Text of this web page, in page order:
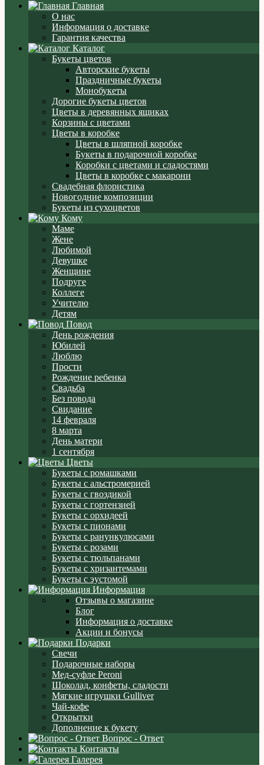
Главная
О нас
Информация о доставке
Гарантия качества
Каталог
Букеты цветов
Авторские букеты
Праздничные букеты
Монобукеты
Дорогие букеты цветов
Цветы в деревянных ящиках
Корзины с цветами
Цветы в коробке
Цветы в шляпной коробке
Букеты в подарочной коробке
Коробки с цветами и сладостями
Цветы в коробке с макарони
Свадебная флористика
Новогодние композиции
Букеты из сухоцветов
Кому
Маме
Жене
Любимой
Девушке
Женщине
Подруге
Коллеге
Учителю
Детям
Повод
День рождения
Юбилей
Люблю
Прости
Рождение ребенка
Свадьба
Без повода
Свидание
14 февраля
8 марта
День матери
1 сентября
Цветы
Букеты с ромашками
Букеты с альстромерией
Букеты с гвоздикой
Букеты с гортензией
Букеты с орхидеей
Букеты с пионами
Букеты с ранункулюсами
Букеты с розами
Букеты с тюльпанами
Букеты с хризантемами
Букеты с эустомой
Информация
Отзывы о магазине
Блог
Информация о доставке
Акции и бонусы
Подарки
Свечи
Подарочные наборы
Мед-суфле Peroni
Шоколад, конфеты, сладости
Мягкие игрушки Gulliver
Чай-кофе
Открытки
Дополнение к букету
Вопрос - Ответ
Контакты
Галерея